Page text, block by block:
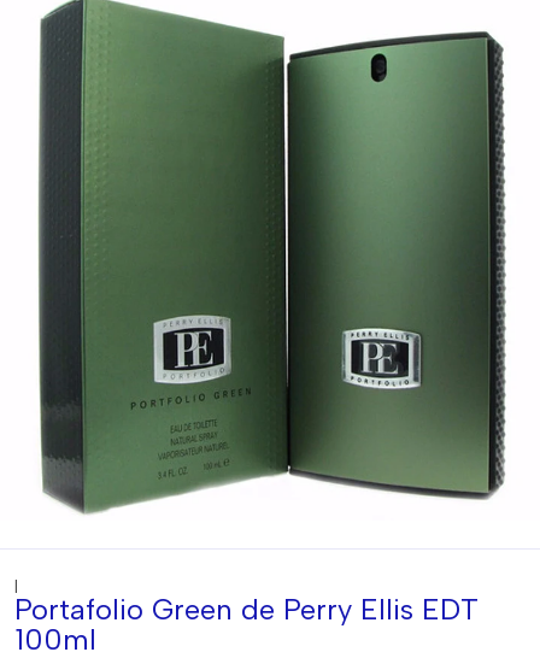
|
Portafolio Green de Perry Ellis EDT
100ml